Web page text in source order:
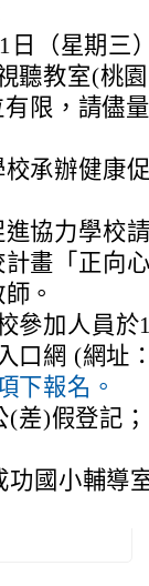
日（星期三
聽教室(桃
限，請儘
承辦健康
協力學校
畫「正向
。
參加人員
口網 (網址
下報名。
(差)假登記
功國小輔導